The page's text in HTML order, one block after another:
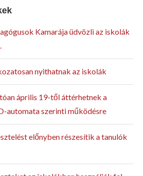
Kamarája üdvözli az iskolák
nyithatnak az iskolák
április 19-től áttérhetnek a
automata szerinti működésre
előnyben részesítik a tanulók